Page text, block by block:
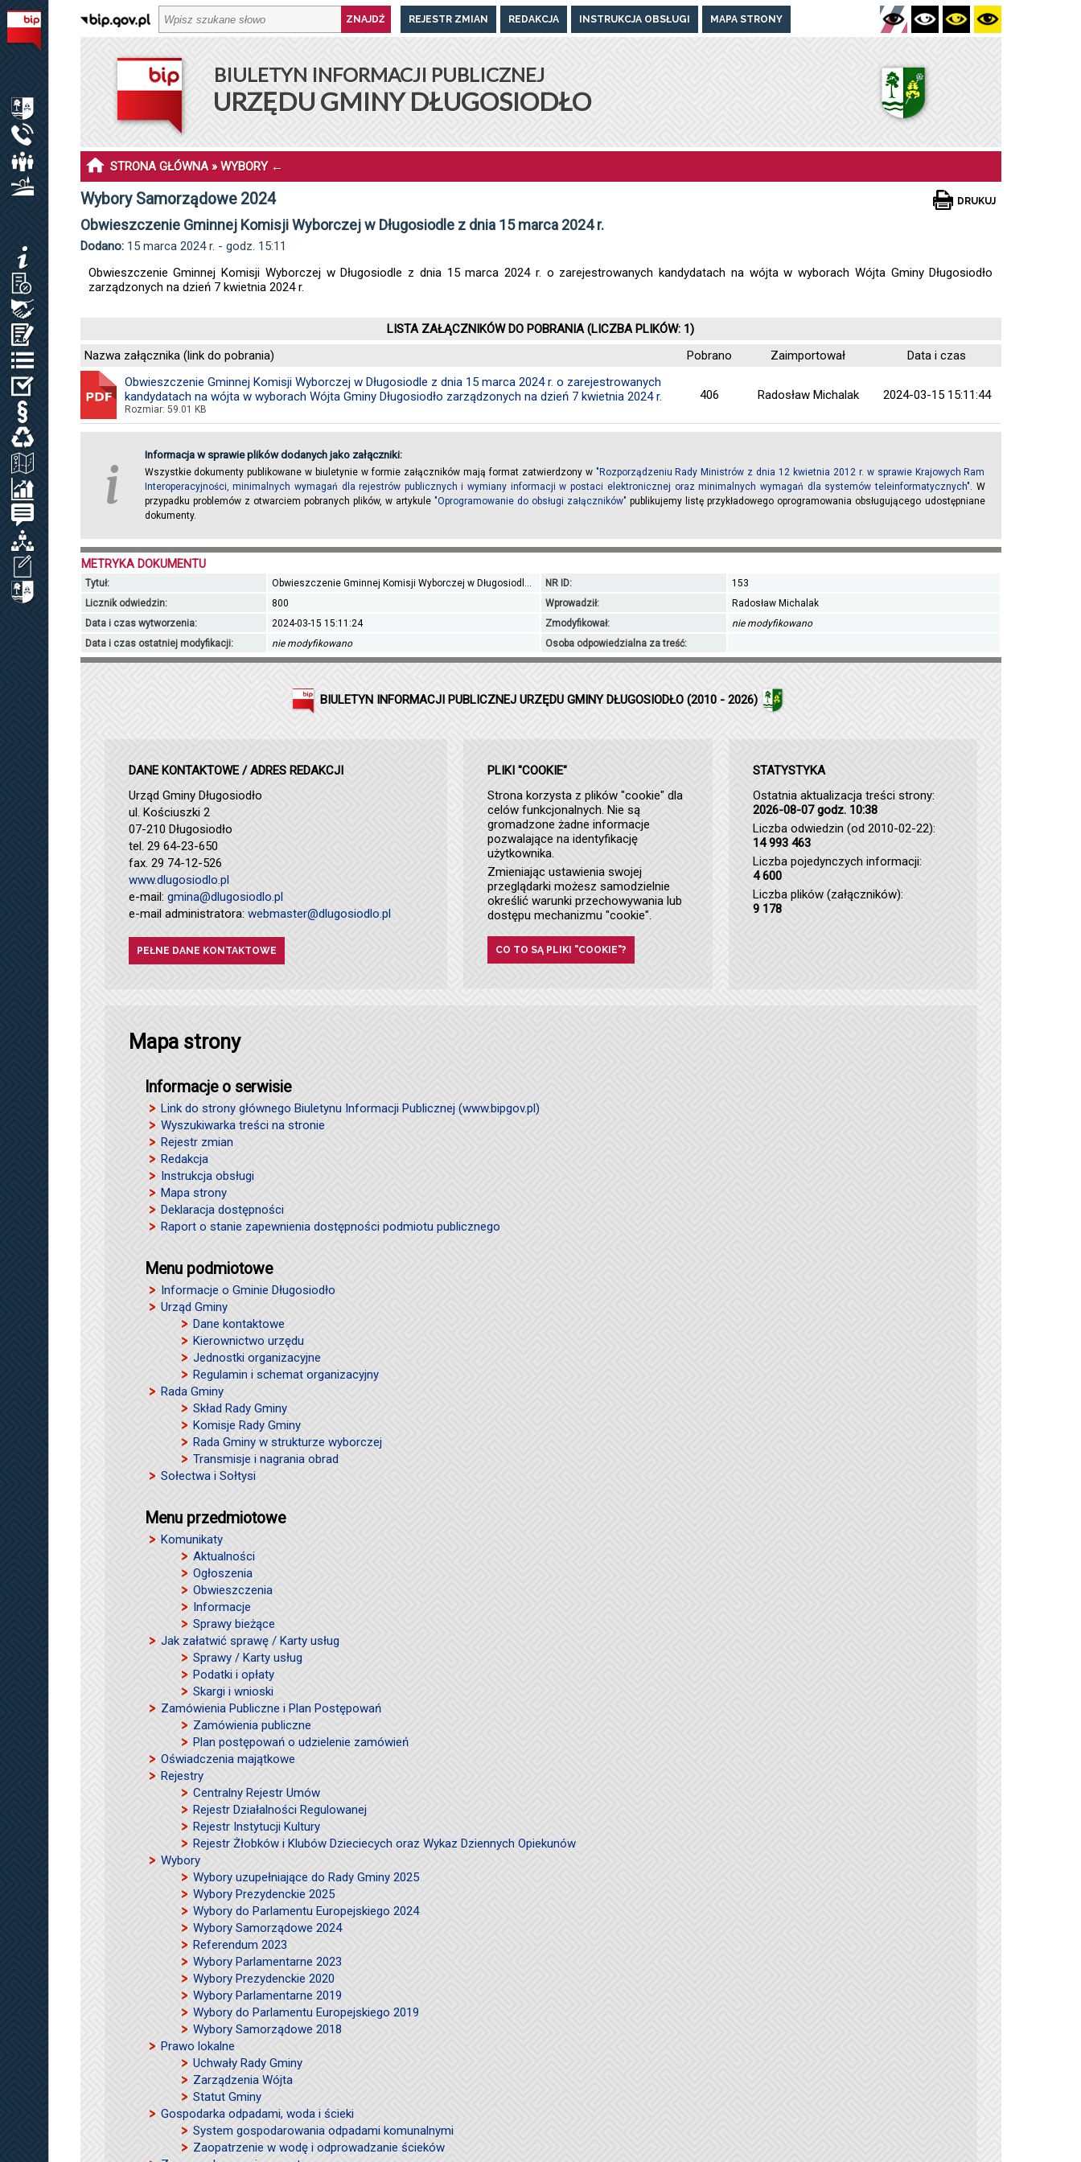
BIULETYN INFORMACJI PUBLICZNEJ URZĘDU GMINY DŁUGOSIODŁO
MENU PODMIOTOWE
INFORMACJE O GMINIE DŁUGOSIODŁO
RADA GMINY
SOŁECTWA I SOŁTYSI
MENU PRZEDMIOTOWE
JAK ZAŁATWIĆ SPRAWĘ / KARTY USŁUG
REJESTRY
PRAWO LOKALNE
ZAGOSPODAROWANIE PRZESTRZENNE
SPRAWOZDANIA / KONTROLA ZARZĄDCZA
ORGANIZACJE LOKALNE
WNIOSEK O UDOSTĘPNIENIE INF. PUBL.
CYBERBEZPIECZEŃSTWO
REJESTR ZMIAN REDAKCJA INSTRUKCJA OBSŁUGI MAPA STRONY
BIULETYN INFORMACJI PUBLICZNEJ
URZĘDU GMINY DŁUGOSIODŁO
STRONA GŁÓWNA»WYBORY←
Wybory Samorządowe 2024
Obwieszczenie Gminnej Komisji Wyborczej w Długosiodle z dnia 15 marca 2024 r.
Dodano:15 marca 2024 r. - godz. 15:11
DRUKUJ
Obwieszczenie Gminnej Komisji Wyborczej w Długosiodle z dnia 15 marca 2024 r. o zarejestrowanych kandydatach na wójta w wyborach Wójta Gminy Długosiodło
zarządzonych na dzień 7 kwietnia 2024 r.
LISTA ZAŁĄCZNIKÓW DO POBRANIA (LICZBA PLIKÓW: 1)
Nazwa załącznika (link do pobrania)
Pobrano Zaimportował
Data i czas
Obwieszczenie Gminnej Komisji Wyborczej w Długosiodle z dnia 15 marca 2024 r. o zarejestrowanych
kandydatach na wójta w wyborach Wójta Gminy Długosiodło zarządzonych na dzień 7 kwietnia 2024 r.
Rozmiar: 59.01 KB
406 Radosław Michalak 2024-03-15 15:11:44
i
Informacja w sprawie plików dodanych jako załączniki:
Wszystkie dokumenty publikowane w biuletynie w formie załączników mają format zatwierdzony w "Rozporządzeniu Rady Ministrów z dnia 12 kwietnia 2012 r. w sprawie Krajowych Ram
Interoperacyjności, minimalnych wymagań dla rejestrów publicznych i wymiany informacji w postaci elektronicznej oraz minimalnych wymagań dla systemów teleinformatycznych". W
przypadku problemów z otwarciem pobranych plików, w artykule "Oprogramowanie do obsługi załączników" publikujemy listę przykładowego oprogramowania obsługującego udostępniane
dokumenty.
METRYKA DOKUMENTU
Tytuł: Obwieszczenie Gminnej Komisji Wyborczej w Długosiodl... NR ID:
153
Licznik odwiedzin:
800 Wprowadził:
Radosław Michalak
Data i czas wytworzenia:
2024-03-15 15:11:24 Zmodyfikował:
nie modyfikowano
Data i czas ostatniej modyfikacji:
nie modyfikowano Osoba odpowiedzialna za treść:
BIULETYN INFORMACJI PUBLICZNEJ URZĘDU GMINY DŁUGOSIODŁO (2010 - 2026)
DANE KONTAKTOWE / ADRES REDAKCJI
Urząd Gminy Długosiodło
ul. Kościuszki 2
07-210 Długosiodło
tel. 29 64-23-650
fax. 29 74-12-526
www.dlugosiodlo.pl
e-mail: gmina@dlugosiodlo.pl
e-mail administratora: webmaster@dlugosiodlo.pl
PEŁNE DANE KONTAKTOWE
PLIKI "COOKIE"
Strona korzysta z plików "cookie" dla
celów funkcjonalnych. Nie są
gromadzone żadne informacje
pozwalające na identyfikację
użytkownika.
Zmieniając ustawienia swojej
przeglądarki możesz samodzielnie
określić warunki przechowywania lub
dostępu mechanizmu "cookie".
CO TO SĄ PLIKI "COOKIE"?
STATYSTYKA
Ostatnia aktualizacja treści strony:
2026-08-07 godz. 10:38
Liczba odwiedzin (od 2010-02-22):
14 993 463
Liczba pojedynczych informacji:
4 600
Liczba plików (załączników):
9 178
Mapa strony
Informacje o serwisie
Link do strony głównego Biuletynu Informacji Publicznej (www.bipgov.pl)
Wyszukiwarka treści na stronie
Rejestr zmian
Redakcja
Instrukcja obsługi
Mapa strony
Deklaracja dostępności
Raport o stanie zapewnienia dostępności podmiotu publicznego
Menu podmiotowe
Informacje o Gminie Długosiodło
Urząd Gminy
Dane kontaktowe
Kierownictwo urzędu
Jednostki organizacyjne
Regulamin i schemat organizacyjny
Rada Gminy
Skład Rady Gminy
Komisje Rady Gminy
Rada Gminy w strukturze wyborczej
Transmisje i nagrania obrad
Sołectwa i Sołtysi
Menu przedmiotowe
Komunikaty
Aktualności
Ogłoszenia
Obwieszczenia
Informacje
Sprawy bieżące
Jak załatwić sprawę / Karty usług
Sprawy / Karty usług
Podatki i opłaty
Skargi i wnioski
Zamówienia Publiczne i Plan Postępowań
Zamówienia publiczne
Plan postępowań o udzielenie zamówień
Oświadczenia majątkowe
Rejestry
Centralny Rejestr Umów
Rejestr Działalności Regulowanej
Rejestr Instytucji Kultury
Rejestr Żłobków i Klubów Dzieciecych oraz Wykaz Dziennych Opiekunów
Wybory
Wybory uzupełniające do Rady Gminy 2025
Wybory Prezydenckie 2025
Wybory do Parlamentu Europejskiego 2024
Wybory Samorządowe 2024
Referendum 2023
Wybory Parlamentarne 2023
Wybory Prezydenckie 2020
Wybory Parlamentarne 2019
Wybory do Parlamentu Europejskiego 2019
Wybory Samorządowe 2018
Prawo lokalne
Uchwały Rady Gminy
Zarządzenia Wójta
Statut Gminy
Gospodarka odpadami, woda i ścieki
System gospodarowania odpadami komunalnymi
Zaopatrzenie w wodę i odprowadzanie ścieków